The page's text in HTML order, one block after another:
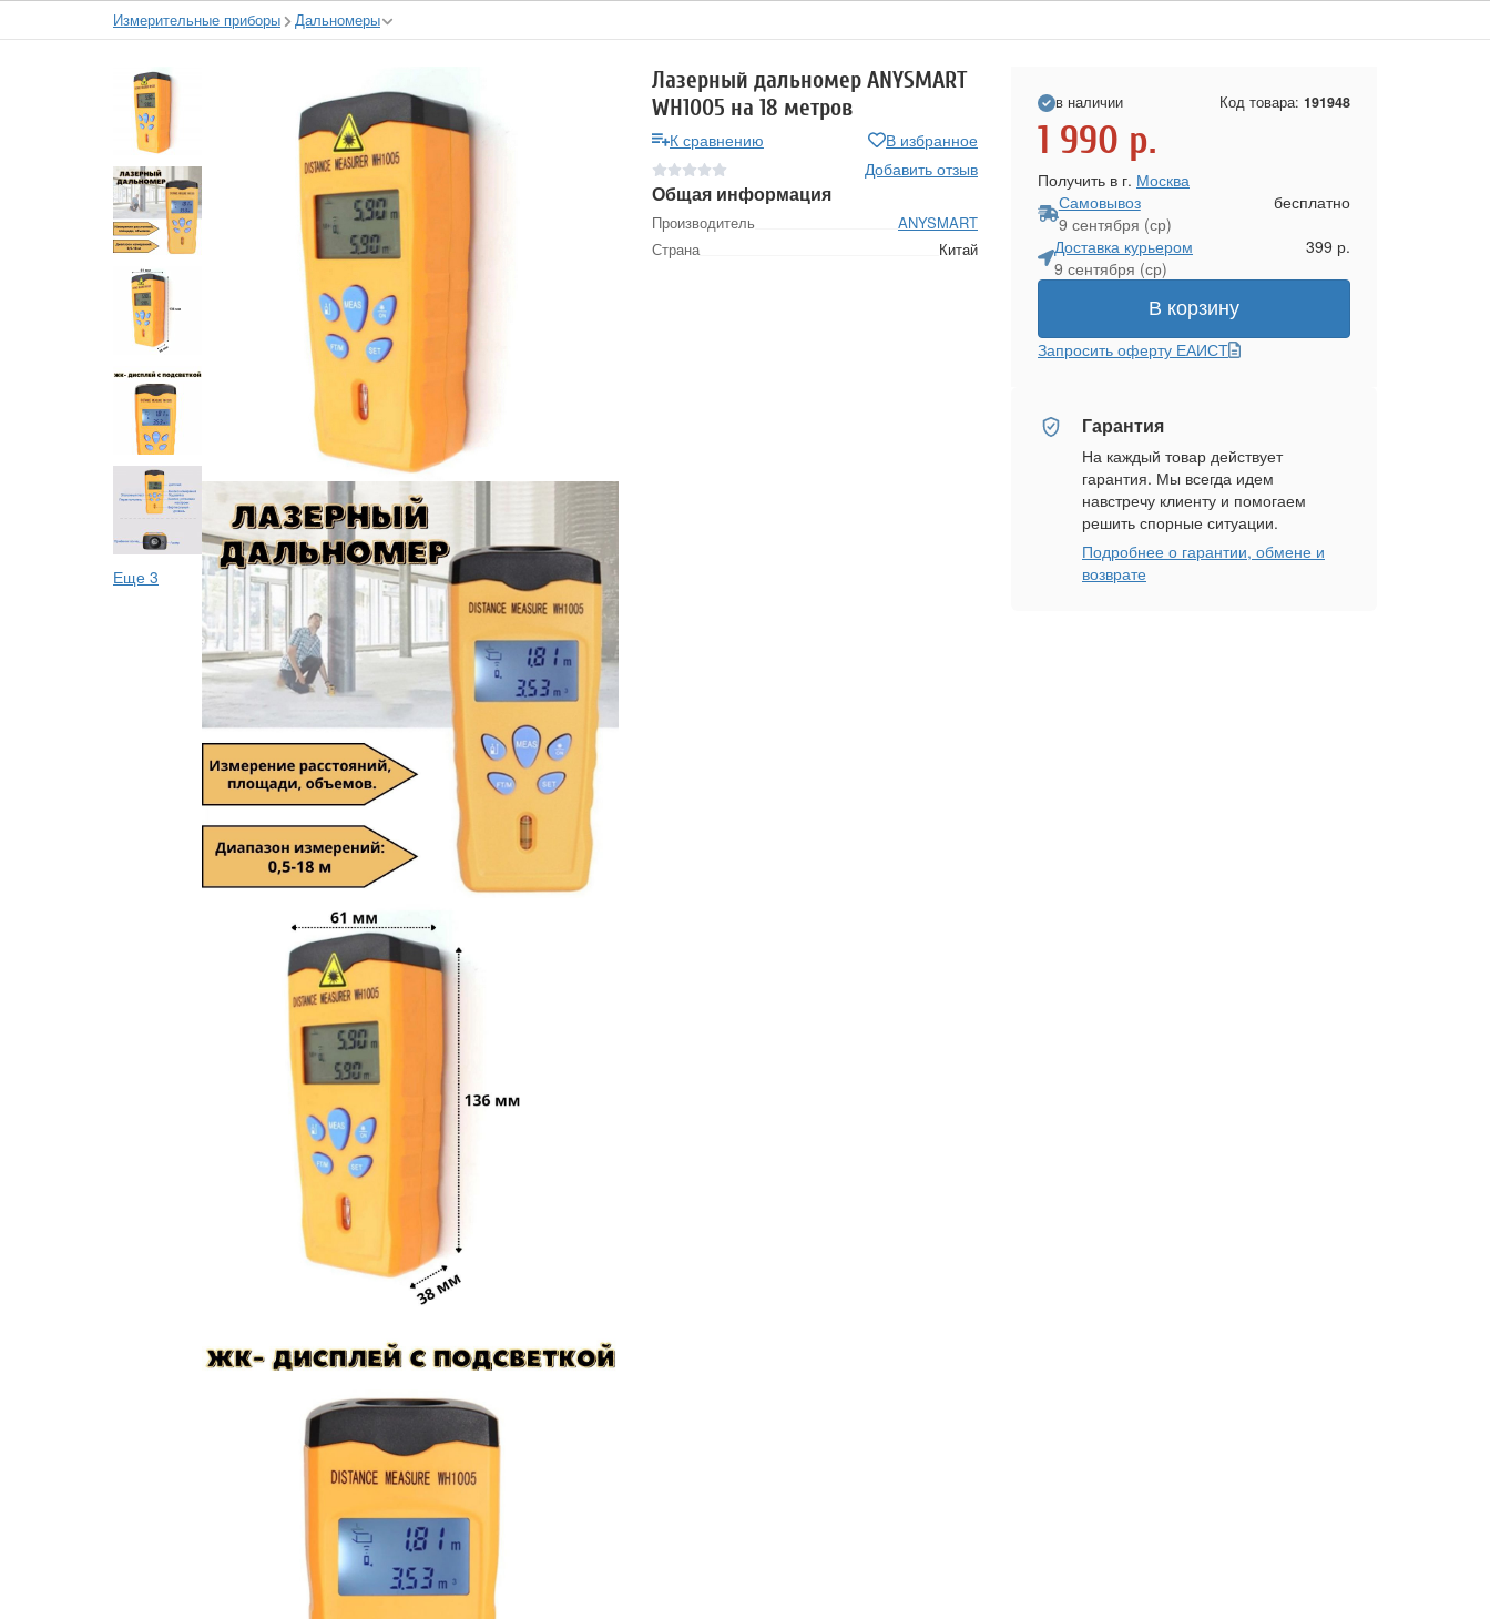
Измерительные приборы Дальномеры
Еще 3
Лазерный дальномер ANYSMART
WH1005 на 18 метров
К сравнению
В избранное
Добавить отзыв
Общая информация
Производитель
ANYSMART
Страна
Китай
в наличии Код товара: 191948
1 990 р.
Получить в г. Москва
Самовывоз
9 сентября (ср)
бесплатно
Доставка курьером
9 сентября (ср)
399 р.
В корзину
Запросить оферту ЕАИСТ
Гарантия
На каждый товар действует
гарантия. Мы всегда идем
навстречу клиенту и помогаем
решить спорные ситуации.
Подробнее о гарантии, обмене и
возврате